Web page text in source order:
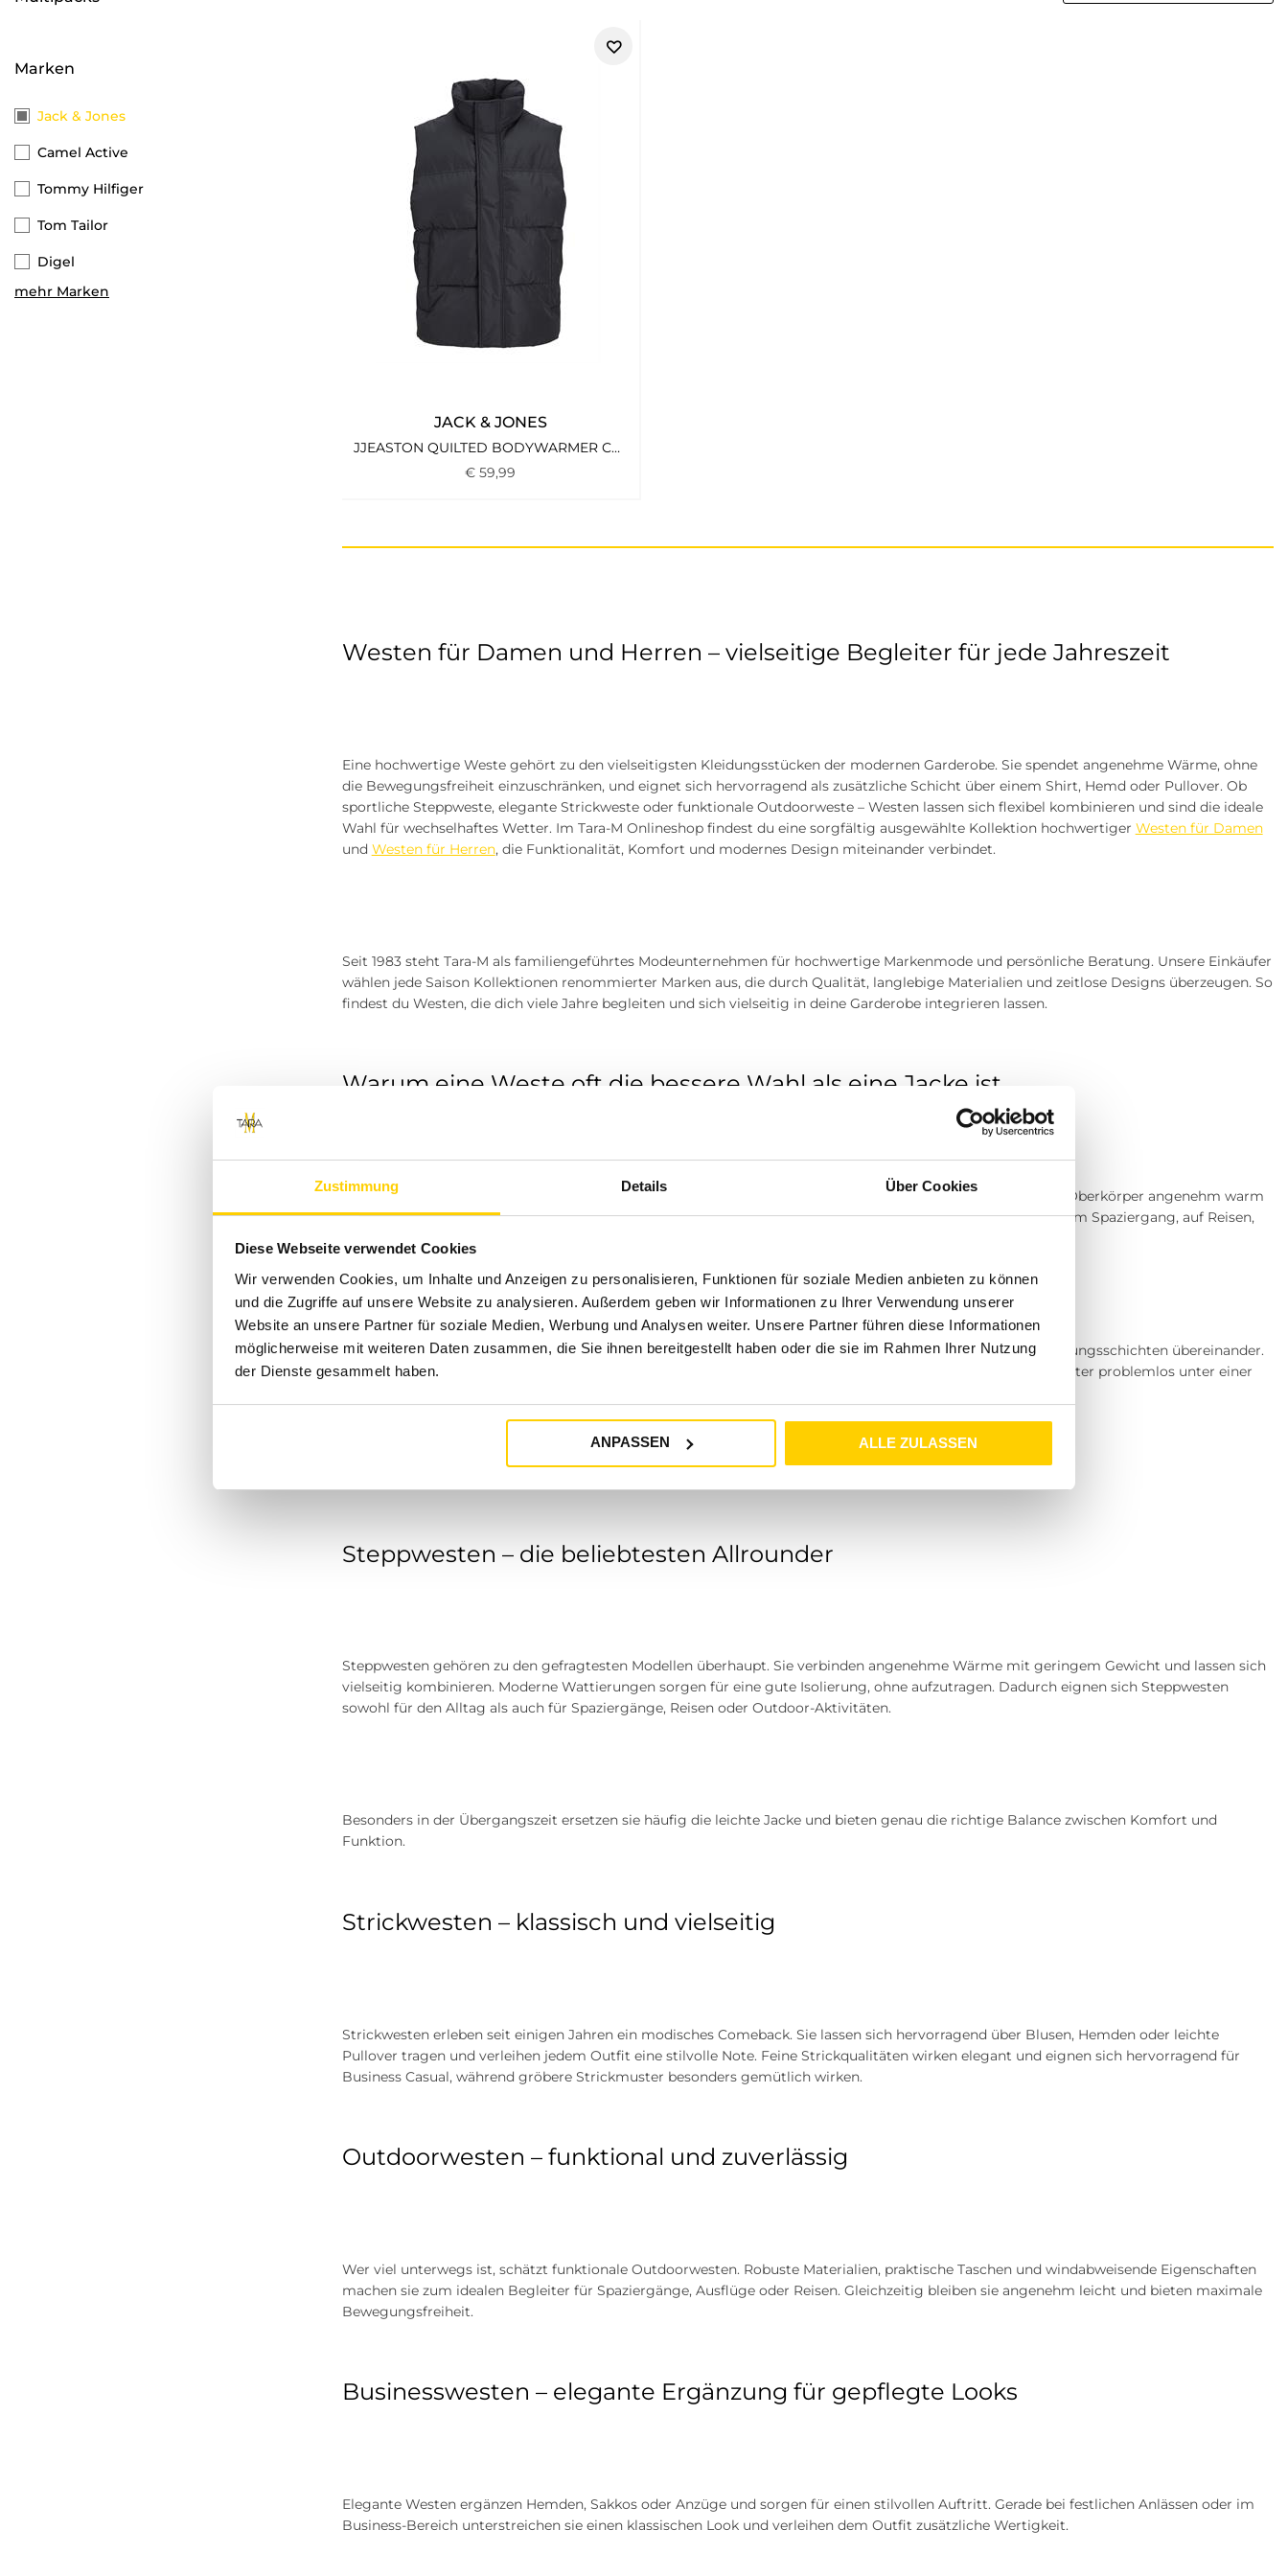
Zustimmung Details Über Cookies
Diese Webseite verwendet Cookies
Wir verwenden Cookies, um Inhalte und Anzeigen zu personalisieren, Funktionen für soziale Medien anbieten zu können
und die Zugriffe auf unsere Website zu analysieren. Außerdem geben wir Informationen zu Ihrer Verwendung unserer
Website an unsere Partner für soziale Medien, Werbung und Analysen weiter. Unsere Partner führen diese Informationen
möglicherweise mit weiteren Daten zusammen, die Sie ihnen bereitgestellt haben oder die sie im Rahmen Ihrer Nutzung
der Dienste gesammelt haben.
ANPASSEN ALLE ZULASSEN
Marken
Jack & Jones
Camel Active
Tommy Hilfiger
Tom Tailor
Digel
Ray
mehr Marken
JACK & JONES
JJEASTON QUILTED BODYWARMER COLLAR BLACK
€59,99
Westen für Damen und Herren – vielseitige Begleiter für jede Jahreszeit
Eine hochwertige Weste gehört zu den vielseitigsten Kleidungsstücken der modernen Garderobe. Sie spendet angenehme Wärme, ohne
die Bewegungsfreiheit einzuschränken, und eignet sich hervorragend als zusätzliche Schicht über einem Shirt, Hemd oder Pullover. Ob
sportliche Steppweste, elegante Strickweste oder funktionale Outdoorweste – Westen lassen sich flexibel kombinieren und sind die ideale
Wahl für wechselhaftes Wetter. Im Tara-M Onlineshop findest du eine sorgfältig ausgewählte Kollektion hochwertiger Westen für Damen
und Westen für Herren, die Funktionalität, Komfort und modernes Design miteinander verbindet.
Seit 1983 steht Tara-M als familiengeführtes Modeunternehmen für hochwertige Markenmode und persönliche Beratung. Unsere Einkäufer
wählen jede Saison Kollektionen renommierter Marken aus, die durch Qualität, langlebige Materialien und zeitlose Designs überzeugen. So
findest du Westen, die dich viele Jahre begleiten und sich vielseitig in deine Garderobe integrieren lassen.
Warum eine Weste oft die bessere Wahl als eine Jacke ist
Gerade in der Übergangszeit ist eine Weste häufig die ideale Alternative zur klassischen Jacke. Während der Oberkörper angenehm warm
bleibt, genießen Arme und Schultern maximale Bewegungsfreiheit. Das macht Westen besonders beliebt beim Spaziergang, auf Reisen,
Gleichzeitig eignen sich Westen hervorragend für das sogenannte Layering – also das Tragen mehrerer Kleidungsschichten übereinander.
An kühlen Tagen wird die Weste einfach über einem
getragen, während sie im Winter problemlos unter einer
Welche Weste passt zu deinem Stil?
Steppwesten – die beliebtesten Allrounder
Steppwesten gehören zu den gefragtesten Modellen überhaupt. Sie verbinden angenehme Wärme mit geringem Gewicht und lassen sich
vielseitig kombinieren. Moderne Wattierungen sorgen für eine gute Isolierung, ohne aufzutragen. Dadurch eignen sich Steppwesten
sowohl für den Alltag als auch für Spaziergänge, Reisen oder Outdoor-Aktivitäten.
Besonders in der Übergangszeit ersetzen sie häufig die leichte Jacke und bieten genau die richtige Balance zwischen Komfort und
Funktion.
Strickwesten – klassisch und vielseitig
Strickwesten erleben seit einigen Jahren ein modisches Comeback. Sie lassen sich hervorragend über Blusen, Hemden oder leichte
Pullover tragen und verleihen jedem Outfit eine stilvolle Note. Feine Strickqualitäten wirken elegant und eignen sich hervorragend für
Business Casual, während gröbere Strickmuster besonders gemütlich wirken.
Outdoorwesten – funktional und zuverlässig
Wer viel unterwegs ist, schätzt funktionale Outdoorwesten. Robuste Materialien, praktische Taschen und windabweisende Eigenschaften
machen sie zum idealen Begleiter für Spaziergänge, Ausflüge oder Reisen. Gleichzeitig bleiben sie angenehm leicht und bieten maximale
Bewegungsfreiheit.
Businesswesten – elegante Ergänzung für gepflegte Looks
Elegante Westen ergänzen Hemden, Sakkos oder Anzüge und sorgen für einen stilvollen Auftritt. Gerade bei festlichen Anlässen oder im
Business-Bereich unterstreichen sie einen klassischen Look und verleihen dem Outfit zusätzliche Wertigkeit.